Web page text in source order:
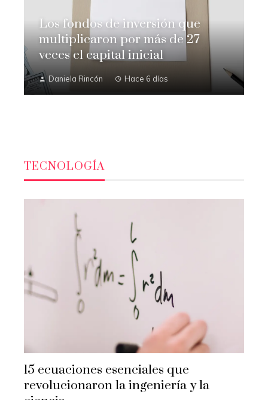
Los fondos de inversión que
multiplicaron por más de 27
veces el capital inicial
Daniela Rincón Hace 6 días
TECNOLOGÍA
15 ecuaciones esenciales que
revolucionaron la ingeniería y la